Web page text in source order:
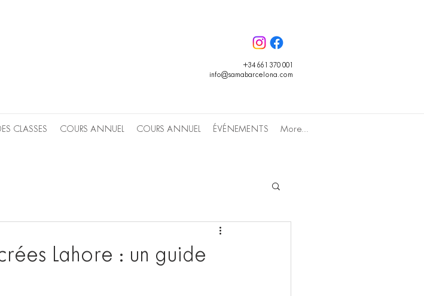
+34 661 370 001
info@samabarcelona.com
CLASSES COURS ANNUEL COURS ANNUEL ÉVÉNEMENTS More...
Lahore : un guide